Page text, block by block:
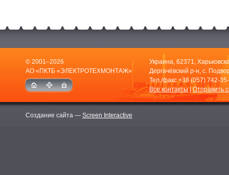
© 2001–2026
АО «ПКТБ «ЭЛЕКТРОТЕХМОНТАЖ»
Создание сайта — Screen Interactive
Украина, 62371,
Дергачёвский р-н, с.
Тел./факс+38 (057) 742-
Все контакты| Отправить